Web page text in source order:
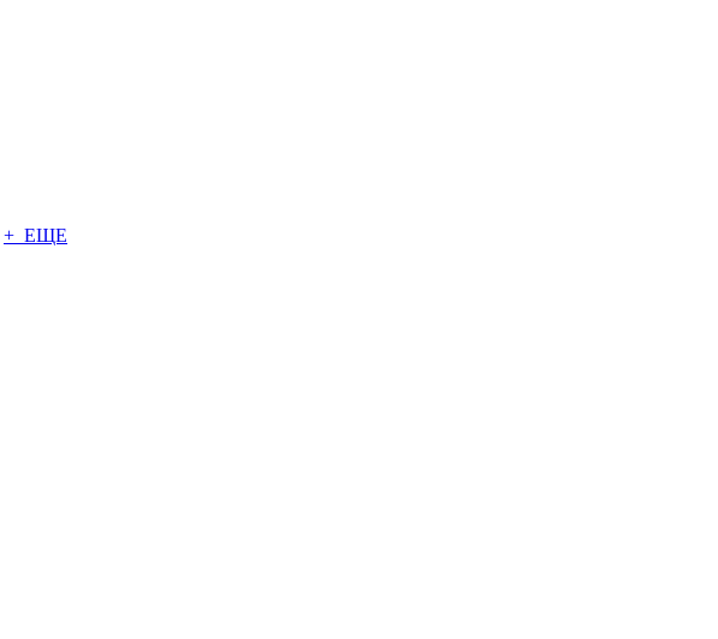
+ ЕЩЕ